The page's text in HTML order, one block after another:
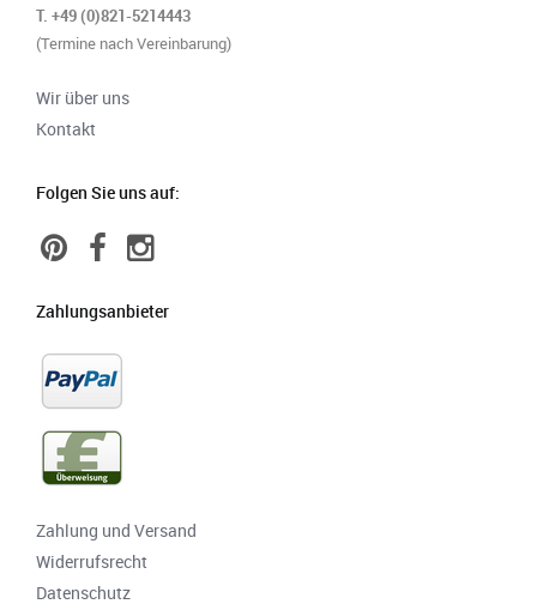
T. +49 (0)821-5214443
(Termine nach Vereinbarung)
Wir über uns
Kontakt
Folgen Sie uns auf:
Zahlungsanbieter
Zahlung und Versand
Widerrufsrecht
Datenschutz